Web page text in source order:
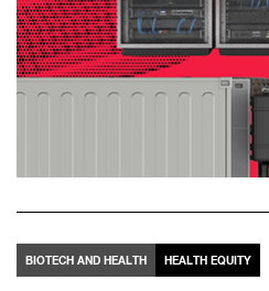
BIOTECH AND HEALTH HEALTH EQUITY